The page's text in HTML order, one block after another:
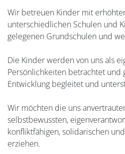
Wir betreuen Kinder mit
unterschiedlichen Schulen und
gelegenen Grundschulen und
Die Kinder werden von uns als
Persönlichkeiten betrachtet und
Entwicklung begleitet und
Wir möchten die uns
selbstbewussten,
konfliktfähigen, solidarischen
erziehen.